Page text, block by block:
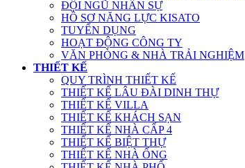
ĐỘI NGŨ NHÂN SỰ
HỒ SƠ NĂNG LỰC KISATO
TUYỂN DỤNG
HOẠT ĐỘNG CÔNG TY
VĂN PHÒNG & NHÀ TRẢI NGHIỆM
THIẾT KẾ
QUY TRÌNH THIẾT KẾ
THIẾT KẾ LÂU ĐÀI DINH THỰ
THIẾT KẾ VILLA
THIẾT KẾ KHÁCH SẠN
THIẾT KẾ NHÀ CẤP 4
THIẾT KẾ BIỆT THỰ
THIẾT KẾ NHÀ ỐNG